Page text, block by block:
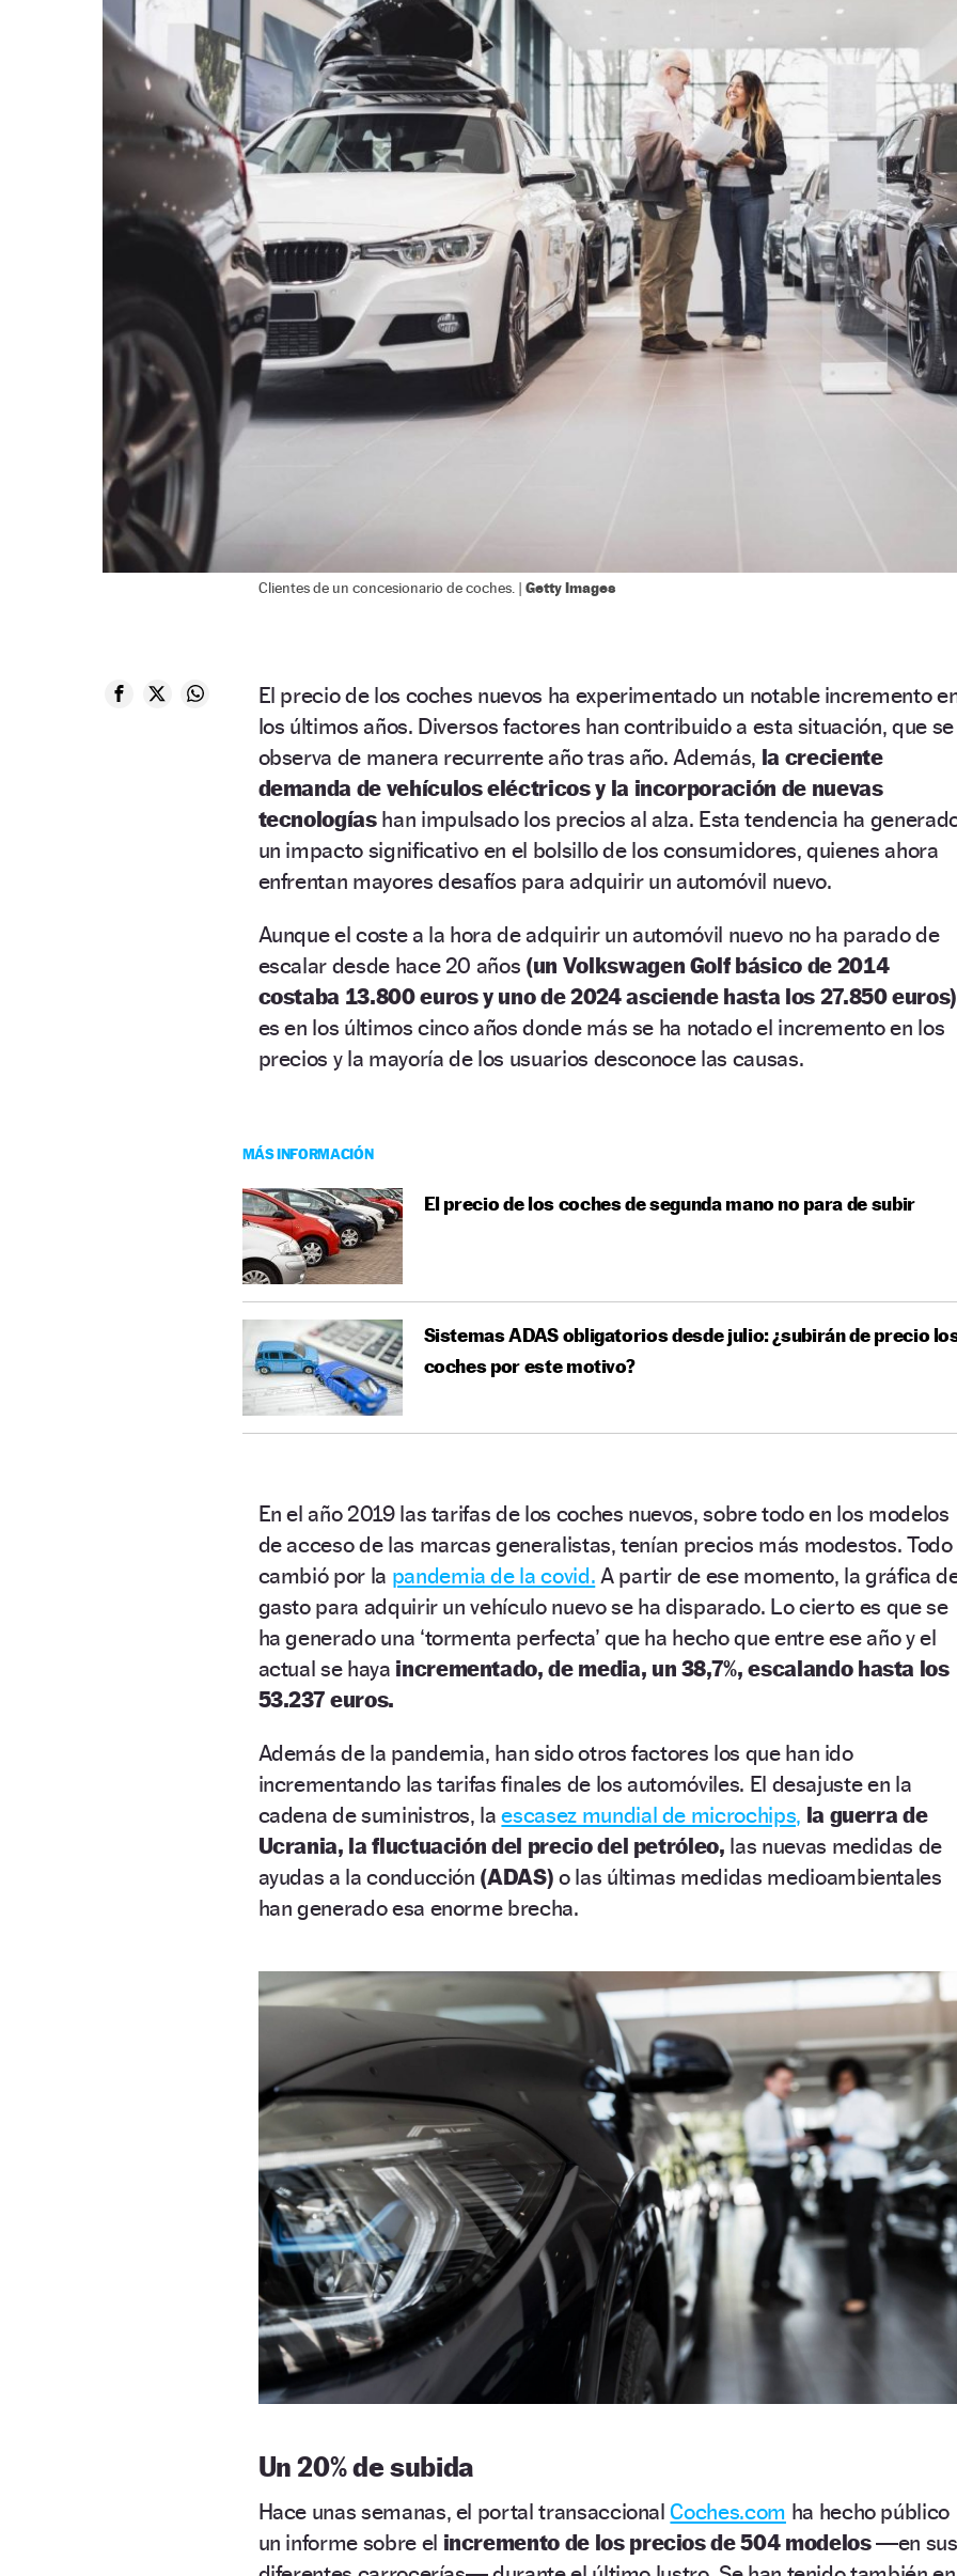
Clientes de un concesionario de coches. | Getty Images
El precio de los coches nuevos ha experimentado un notable incremento
los últimos años. Diversos factores han contribuido a esta situación, que se
observa de manera recurrente año tras año. Además, la creciente
demanda de vehículos eléctricos y la incorporación de nuevas
tecnologíashan impulsado los precios al alza. Esta tendencia ha
un impacto significativo en el bolsillo de los consumidores, quienes ahora
enfrentan mayores desafíos para adquirir un automóvil nuevo.
Aunque el coste a la hora de adquirir un automóvil nuevo no ha parado de
escalar desde hace 20 años (un Volkswagen Golf básico de 2014
costaba 13.800 euros y uno de 2024 asciende hasta los 27.850 euros)
es en los últimos cinco años donde más se ha notado el incremento en los
precios y la mayoría de los usuarios desconoce las causas.
MÁS INFORMACIÓN
El precio de los coches de segunda mano no para de subir
Sistemas ADAS obligatorios desde julio: ¿subirán de precio
coches por este motivo?
En el año 2019 las tarifas de los coches nuevos, sobre todo en los modelos
de acceso de las marcas generalistas, tenían precios más modestos. Todo
cambió por la pandemia de la covid. A partir de ese momento, la gráfica
gasto para adquirir un vehículo nuevo se ha disparado. Lo cierto es que se
ha generado una ‘tormenta perfecta’ que ha hecho que entre ese año y el
actual se haya incrementado, de media, un 38,7%, escalando hasta los
53.237 euros.
Además de la pandemia, han sido otros factores los que han ido
incrementando las tarifas finales de los automóviles. El desajuste en la
cadena de suministros, laescasez mundial de microchips, la guerra de
Ucrania, la fluctuación del precio del petróleo, las nuevas medidas de
ayudas a la conducción (ADAS) o las últimas medidas medioambientales
han generado esa enorme brecha.
Un 20% de subida
Hace unas semanas, el portal transaccionalCoches.com ha hecho público
un informe sobre el incremento de los precios de 504 modelos—en sus